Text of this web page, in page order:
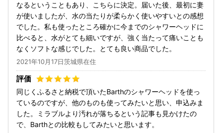
なるということもあり、こちらに決定。届いた後、最初に妻
が使いましたが、水の当たりが柔らかく使いやすいとの感想
でした。私も使ったところ確かに今までのシャワーヘッドに
比べると、水がとても細いですが、強く当たって痛いことも
なくソフトな感じでした。とても良い商品でした。
2021年10月17日茨城県在住
同じくふるさと納税で頂いたBarthのシャワーヘッドを使っ
ているのですが、他のものも使ってみたいと思い、申込みま
した。ミラブルより汚れが落ちるという記事も見かけたの
で、Barthとの比較もしてみたいと思います。